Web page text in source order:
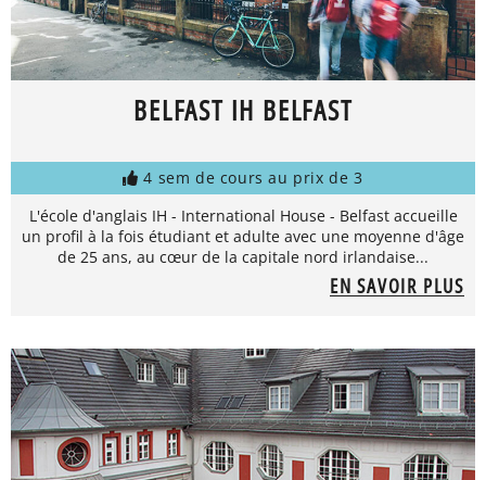
BELFAST IH BELFAST
4 sem de cours au prix de 3
L'école d'anglais IH - International House - Belfast accueille
un profil à la fois étudiant et adulte avec une moyenne d'âge
de 25 ans, au cœur de la capitale nord irlandaise...
EN SAVOIR PLUS